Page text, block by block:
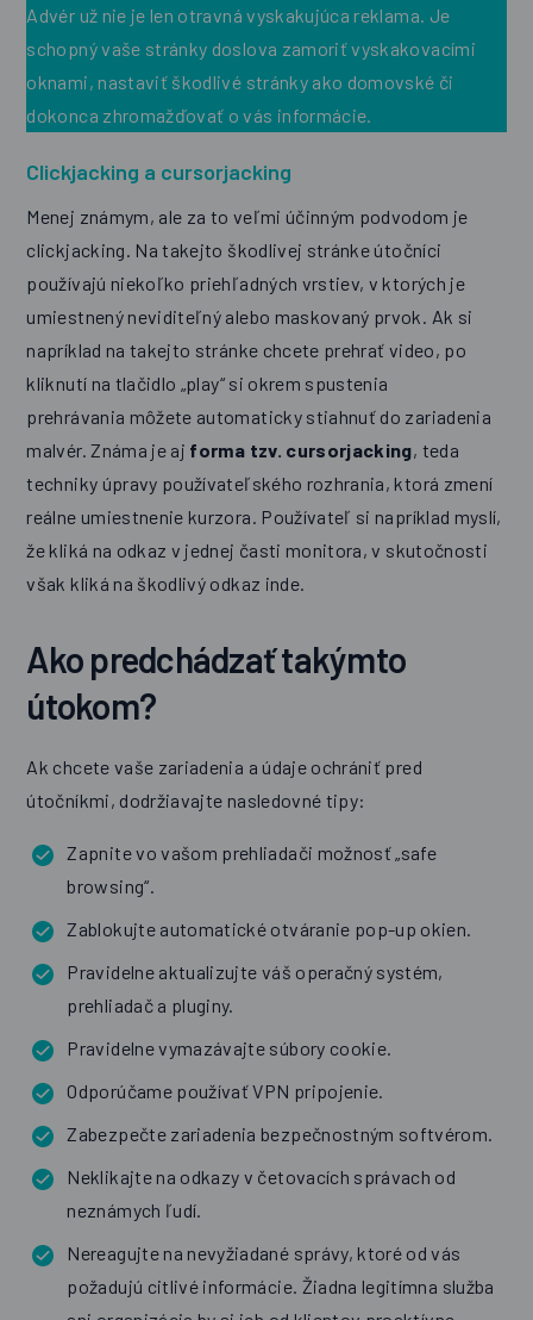
Advér už nie je len otravná vyskakujúca reklama. Je
schopný vaše stránky doslova zamoriť vyskakovacími
oknami, nastaviť škodlivé stránky ako domovské či
dokonca zhromažďovať o vás informácie.
Clickjacking a cursorjacking
Menej známym, ale za to veľmi účinným podvodom je
clickjacking. Na takejto škodlivej stránke útočníci
používajú niekoľko priehľadných vrstiev, v ktorých je
umiestnený neviditeľný alebo maskovaný prvok. Ak si
napríklad na takejto stránke chcete prehrať video, po
kliknutí na tlačidlo „play“ si okrem spustenia
prehrávania môžete automaticky stiahnuť do zariadenia
malvér. Známa je aj forma tzv. cursorjacking, teda
techniky úpravy používateľského rozhrania, ktorá zmení
reálne umiestnenie kurzora. Používateľ si napríklad myslí,
že kliká na odkaz v jednej časti monitora, v skutočnosti
však kliká na škodlivý odkaz inde.
Ako predchádzať takýmto
útokom?
Ak chcete vaše zariadenia a údaje ochrániť pred
útočníkmi, dodržiavajte nasledovné tipy:
Zapnite vo vašom prehliadači možnosť „safe
browsing“.
Zablokujte automatické otváranie pop-up okien.
Pravidelne aktualizujte váš operačný systém,
prehliadač a pluginy.
Pravidelne vymazávajte súbory cookie.
Odporúčame používať VPN pripojenie.
Zabezpečte zariadenia bezpečnostným softvérom.
Neklikajte na odkazy v četovacích správach od
neznámych ľudí.
Nereagujte na nevyžiadané správy, ktoré od vás
požadujú citlivé informácie. Žiadna legitímna služba